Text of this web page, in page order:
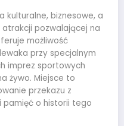
kulturalne, biznesowe, a
pozwalającej na
możliwość
przy specjalnym
imprez sportowych
żywo. Miejsce to
przekazu z
pamięć o historii tego